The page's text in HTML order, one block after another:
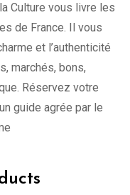
Culture vous livre les
de France. Il vous
et l’authenticité
marchés, bons,
Réservez votre
guide agrée par le